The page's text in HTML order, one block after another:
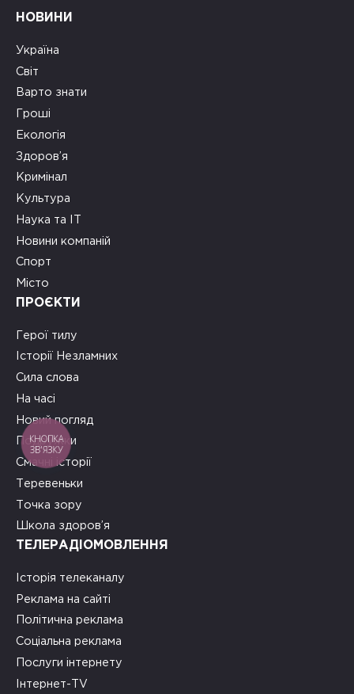
НОВИНИ
Україна
Світ
Варто знати
Гроші
Екологія
Здоров’я
Кримінал
Культура
Наука та ІТ
Новини компаній
Спорт
Місто
ПРОЄКТИ
Герої тилу
Історії Незламних
Сила слова
На часі
Новий погляд
Подружки
Смачні історії
Теревеньки
Точка зору
Школа здоров’я
ТЕЛЕРАДІОМОВЛЕННЯ
Історія телеканалу
Реклама на сайті
Політична реклама
Соціальна реклама
Послуги інтернету
Інтернет-TV
КНОПКА
ЗВ'ЯЗКУ